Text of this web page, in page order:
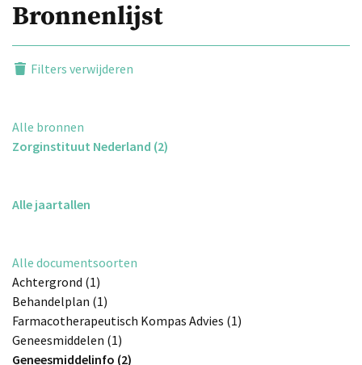
Bronnenlijst
Filters verwijderen
Alle bronnen
Zorginstituut Nederland (2)
Alle jaartallen
Alle documentsoorten
Achtergrond (1)
Behandelplan (1)
Farmacotherapeutisch Kompas Advies (1)
Geneesmiddelen (1)
Geneesmiddelinfo (2)